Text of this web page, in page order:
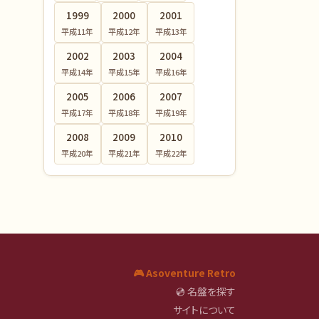
1999
平成11年
2000
平成12年
2001
平成13年
2002
平成14年
2003
平成15年
2004
平成16年
2005
平成17年
2006
平成18年
2007
平成19年
2008
平成20年
2009
平成21年
2010
平成22年
🎮 Asoventure Retro
💿 名盤を探す
サイトについて